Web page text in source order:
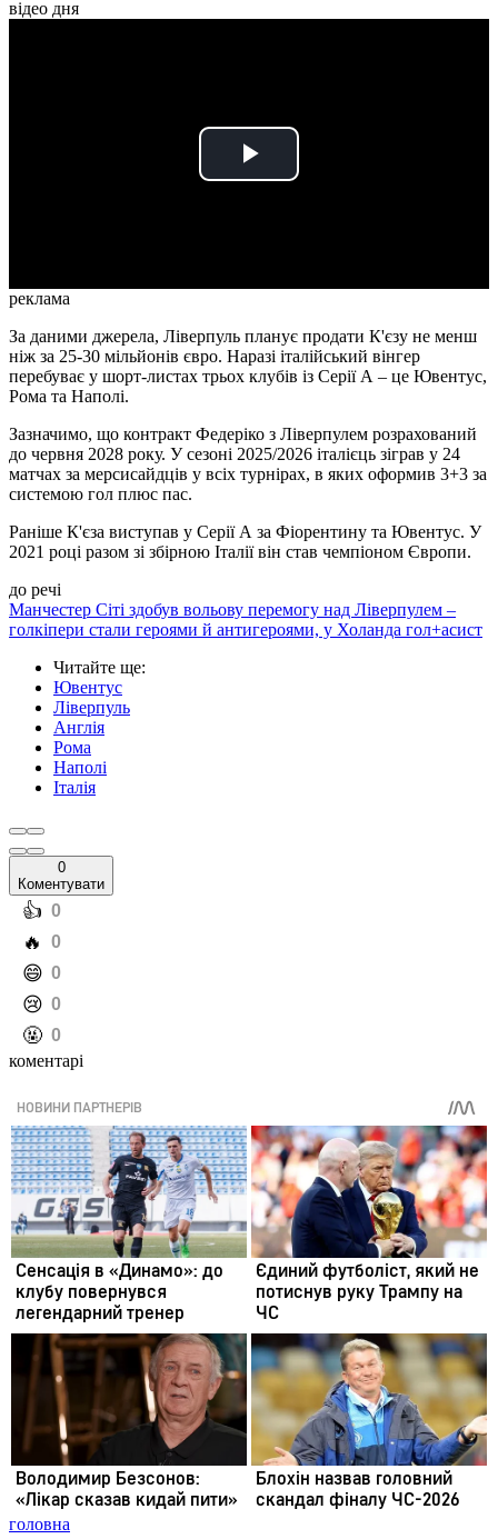
відео дня
Play
реклама
За даними джерела, Ліверпуль планує продати К'єзу не менш
ніж за 25-30 мільйонів євро. Наразі італійський вінгер
перебуває у шорт-листах трьох клубів із Серії А – це Ювентус,
Рома та Наполі.
Зазначимо, що контракт Федеріко з Ліверпулем розрахований
до червня 2028 року. У сезоні 2025/2026 італієць зіграв у 24
матчах за мерсисайдців у всіх турнірах, в яких оформив 3+3 за
системою гол плюс пас.
Раніше К'єза виступав у Серії А за Фіорентину та Ювентус. У
2021 році разом зі збірною Італії він став чемпіоном Європи.
до речі
Манчестер Сіті здобув вольову перемогу над Ліверпулем –
голкіпери стали героями й антигероями, у Холанда гол+асист
Читайте ще:
Ювентус
Ліверпуль
Англія
Рома
Наполі
Італія
0
Коментувати
️👍 0
️🔥 0
️😄 0
️😢 0
️🤬 0
коментарі
головна